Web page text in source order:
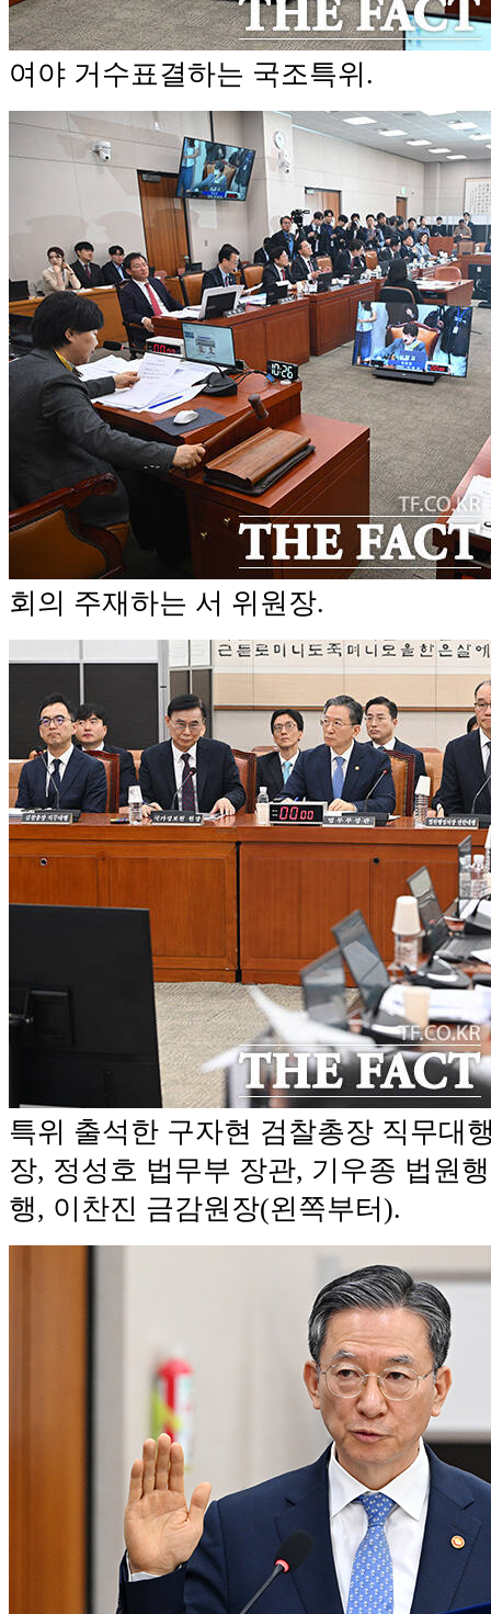
여야 거수표결하는 국조특위.
회의 주재하는 서 위원장.
특위 출석한 구자현 검찰총장 직무대
장, 정성호 법무부 장관, 기우종 법원
행, 이찬진 금감원장(왼쪽부터).